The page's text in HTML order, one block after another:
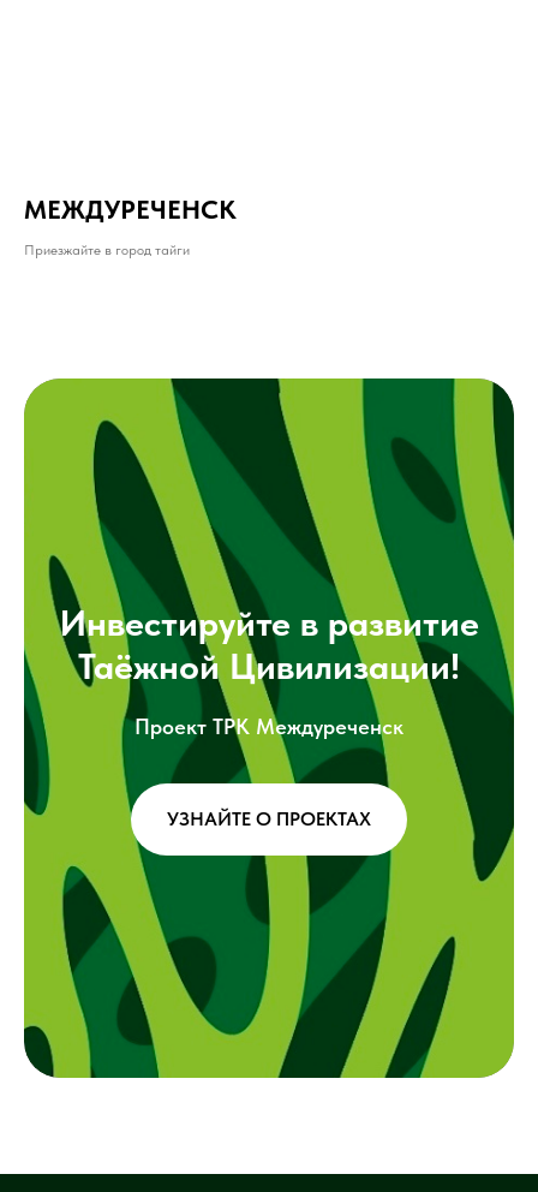
МЕЖДУРЕЧЕНСК
Приезжайте в город тайги
Инвестируйте в развитие
Таёжной Цивилизации!
Проект ТРК Междуреченск
УЗНАЙТЕ О ПРОЕКТАХ